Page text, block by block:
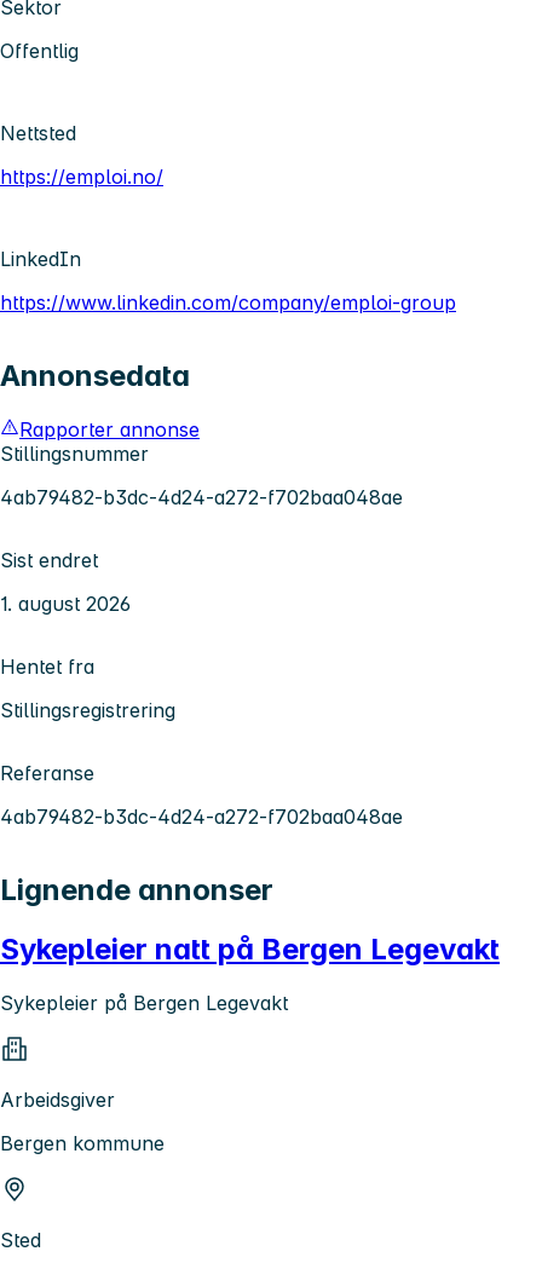
Sektor
Offentlig
Nettsted
https://emploi.no/
LinkedIn
https://www.linkedin.com/company/emploi-group
Annonsedata
Rapporter annonse
Stillingsnummer
4ab79482-b3dc-4d24-a272-f702baa048ae
Sist endret
1. august 2026
Hentet fra
Stillingsregistrering
Referanse
4ab79482-b3dc-4d24-a272-f702baa048ae
Lignende annonser
Sykepleier natt på Bergen Legevakt
Sykepleier på Bergen Legevakt
Arbeidsgiver
Bergen kommune
Sted